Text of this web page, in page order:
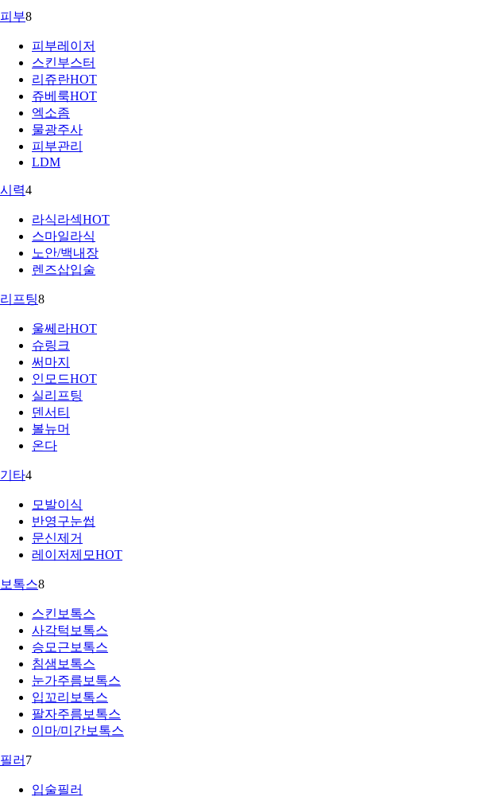
피부8
피부레이저
스킨부스터
리쥬란HOT
쥬베룩HOT
엑소좀
물광주사
피부관리
LDM
시력4
라식라섹HOT
스마일라식
노안/백내장
렌즈삽입술
리프팅8
울쎄라HOT
슈링크
써마지
인모드HOT
실리프팅
덴서티
볼뉴머
온다
기타4
모발이식
반영구눈썹
문신제거
레이저제모HOT
보톡스8
스킨보톡스
사각턱보톡스
승모근보톡스
침샘보톡스
눈가주름보톡스
입꼬리보톡스
팔자주름보톡스
이마/미간보톡스
필러 7
입술필러